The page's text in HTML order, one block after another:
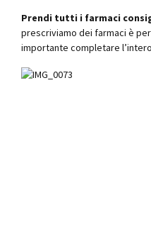
Prendi tutti i farmaci
prescriviamo dei farmaci è
importante completare